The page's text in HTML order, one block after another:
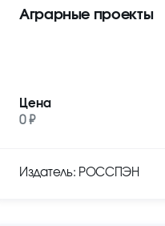
Аграрные проекты
Цена
0 ₽
Издатель: РОССПЭН